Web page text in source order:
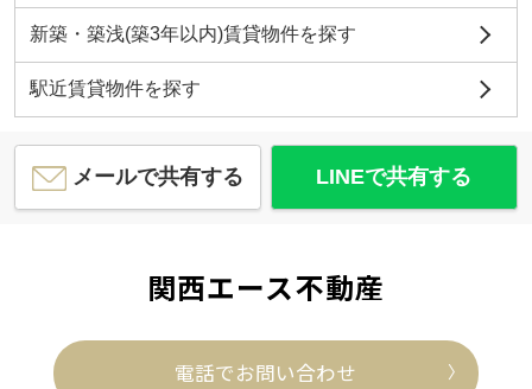
新築・築浅(築3年以内)賃貸物件を探す
駅近賃貸物件を探す
メールで共有する LINEで共有する
関西エース不動産
電話でお問い合わせ